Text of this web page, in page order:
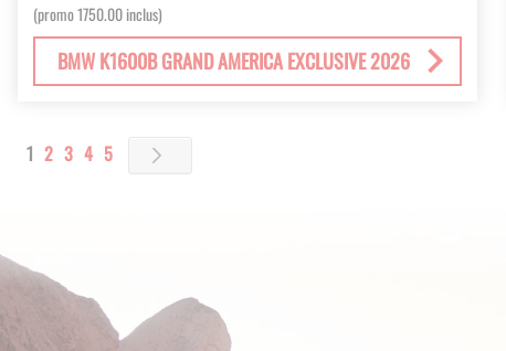
(promo 1750.00 inclus)
BMW K1600B GRAND AMERICA EXCLUSIVE 2026
Page
You're currently reading page
1 Page
2 Page
3 Page
4 Page
5